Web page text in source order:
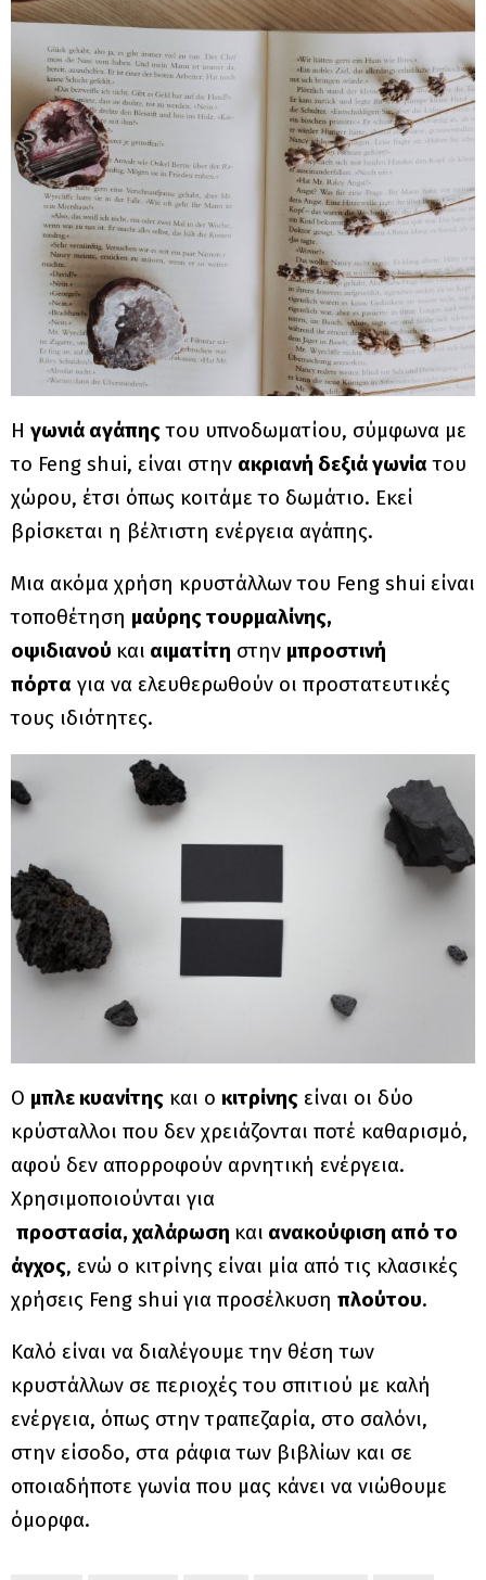
Η γωνιά αγάπηςτου υπνοδωματίου, σύμφωνα με
το Feng shui, είναι στην ακριανή δεξιά γωνία του
χώρου, έτσι όπως κοιτάμε το δωμάτιο. Εκεί
βρίσκεται η βέλτιστη ενέργεια αγάπης.
Μια ακόμα χρήση κρυστάλλων του Feng shui είναι
τοποθέτηση μαύρης τουρμαλίνης,
οψιδιανού και αιματίτη στην μπροστινή
πόρτα για να ελευθερωθούν οι προστατευτικές
τους ιδιότητες.
Ο μπλε κυανίτης και ο κιτρίνης είναι οι δύο
κρύσταλλοι που δεν χρειάζονται ποτέ καθαρισμό,
αφού δεν απορροφούν αρνητική ενέργεια.
Χρησιμοποιούνται για
προστασία, χαλάρωση και ανακούφιση από το
άγχος, ενώ ο κιτρίνης είναι μία από τις κλασικές
χρήσεις Feng shui για προσέλκυση πλούτου.
Καλό είναι να διαλέγουμε την θέση των
κρυστάλλων σε περιοχές του σπιτιού με καλή
ενέργεια, όπως στην τραπεζαρία, στο σαλόνι,
στην είσοδο, στα ράφια των βιβλίων και σε
οποιαδήποτε γωνία που μας κάνει να νιώθουμε
όμορφα.